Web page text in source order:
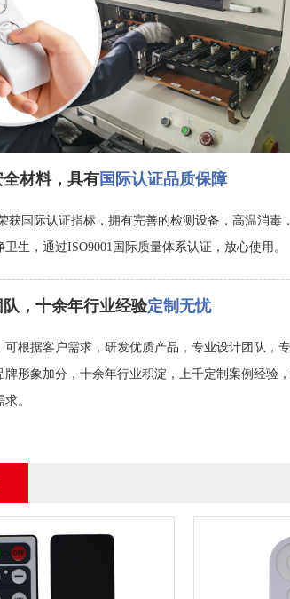
材料，具有国际认证品质保障
获国际认证指标，拥有完善的检测设备，高温消毒
生，通过ISO9001国际质量体系认证，放心使用。
，十余年行业经验定制无忧
可根据客户需求，研发优质产品，专业设计团队，
牌形象加分，十余年行业积淀，上千定制案例经验
。